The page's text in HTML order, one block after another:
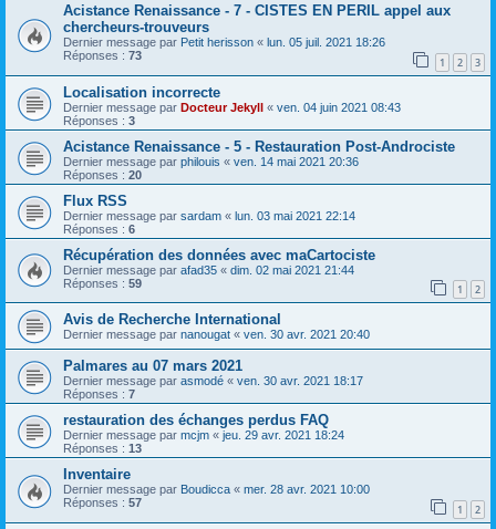
Acistance Renaissance - 7 - CISTES EN PERIL appel aux
chercheurs-trouveurs
Dernier message par Petit herisson « lun. 05 juil. 2021 18:26
Réponses : 73 1 2 3
Localisation incorrecte
Dernier message par Docteur Jekyll « ven. 04 juin 2021 08:43
Réponses : 3
Acistance Renaissance - 5 - Restauration Post-Androciste
Dernier message par philouis « ven. 14 mai 2021 20:36
Réponses : 20
Flux RSS
Dernier message par sardam « lun. 03 mai 2021 22:14
Réponses : 6
Récupération des données avec maCartociste
Dernier message par afad35 « dim. 02 mai 2021 21:44
Réponses : 59 1 2
Avis de Recherche International
Dernier message par nanougat « ven. 30 avr. 2021 20:40
Palmares au 07 mars 2021
Dernier message par asmodé « ven. 30 avr. 2021 18:17
Réponses : 7
restauration des échanges perdus FAQ
Dernier message par mcjm « jeu. 29 avr. 2021 18:24
Réponses : 13
Inventaire
Dernier message par Boudicca « mer. 28 avr. 2021 10:00
Réponses : 57 1 2